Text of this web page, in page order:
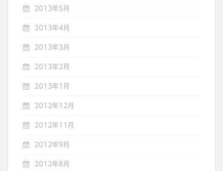
2013年5月
2013年4月
2013年3月
2013年2月
2013年1月
2012年12月
2012年11月
2012年9月
2012年8月